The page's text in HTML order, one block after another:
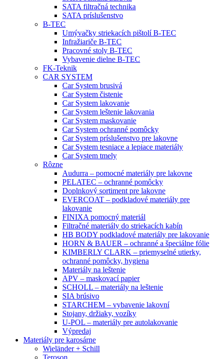
SATA filtračná technika
SATA príslušenstvo
B-TEC
Umývačky striekacích pištolí B-TEC
Infražiariče B-TEC
Pracovné stoly B-TEC
Vybavenie dielne B-TEC
FK-Teknik
CAR SYSTEM
Car System brusivá
Car System čistenie
Car System lakovanie
Car System leštenie lakovania
Car System maskovanie
Car System ochranné pomôcky
Car System príslušenstvo pre lakovne
Car System tesniace a lepiace materiály
Car System tmely
Rôzne
Audurra – pomocné materiály pre lakovne
PELATEC – ochranné pomôcky
Doplnkový sortiment pre lakovne
EVERCOAT – podkladové materiály pre
lakovanie
FINIXA pomocný materiál
Filtračné materiály do striekacích kabín
HB BODY podkladové materiály pre lakovanie
HORN & BAUER – ochranné a špeciálne fólie
KIMBERLY CLARK – priemyselné utierky,
ochranné pomôcky, hygiena
Materiály na leštenie
APV – maskovací papier
SCHOLL – materiály na leštenie
SIA brúsivo
STARCHEM – vybavenie lakovní
Stojany, držiaky, vozíky
U-POL – materiály pre autolakovanie
Výpredaj
Materiály pre karosárne
Wieländer + Schill
Teroson